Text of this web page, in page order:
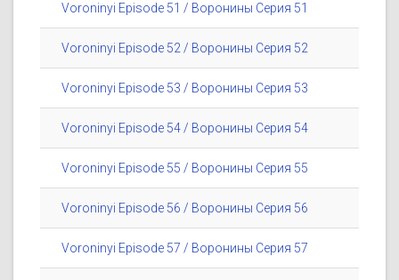
Voroninyi Episode 51 / Воронины Серия 51
Voroninyi Episode 52 / Воронины Серия 52
Voroninyi Episode 53 / Воронины Серия 53
Voroninyi Episode 54 / Воронины Серия 54
Voroninyi Episode 55 / Воронины Серия 55
Voroninyi Episode 56 / Воронины Серия 56
Voroninyi Episode 57 / Воронины Серия 57